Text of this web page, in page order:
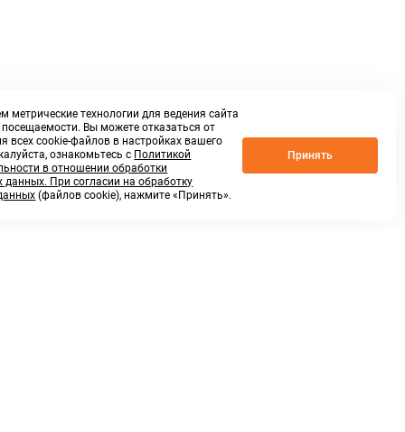
метрические технологии для ведения сайта
посещаемости. Вы можете отказаться от
всех cookie-файлов в настройках вашего
ознакомьтесь с Политикой
в отношении обработки
данных. При согласии на обработку
(файлов cookie), нажмите «Принять».
Принять